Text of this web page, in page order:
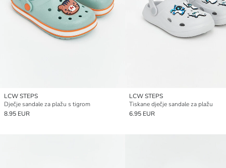
LCW STEPS
Dječje sandale za plažu s tigrom
8.95 EUR
LCW STEPS
Tiskane dječje sandale za plažu
6.95 EUR